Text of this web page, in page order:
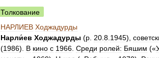
Толкование
НАРЛИЕВ Ходжадурды
Нарли́ев Ходжадурды (р 20 8 1945),
(1986). В кино с 1966 Среди ролей: Бяшим («